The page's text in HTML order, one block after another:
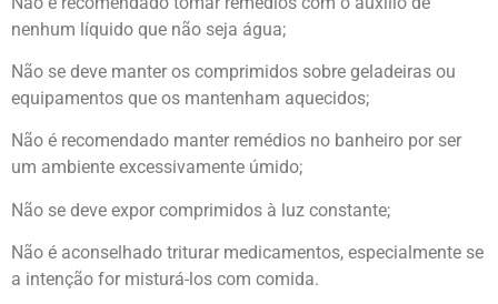
nenhum líquido que não seja água;
Não se deve manter os comprimidos sobre geladeiras ou
equipamentos que os mantenham aquecidos;
Não é recomendado manter remédios no banheiro por ser
um ambiente excessivamente úmido;
Não se deve expor comprimidos à luz constante;
Não é aconselhado triturar medicamentos, especialmente se
a intenção for misturá-los com comida.